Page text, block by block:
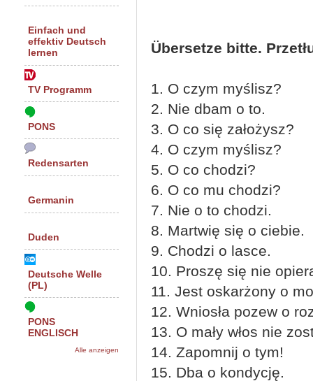
Übersetze bitte.
1. O czym myślisz?
2. Nie dbam o to.
3. O co się założysz?
4. O czym myślisz?
5. O co chodzi?
6. O co mu chodzi?
7. Nie o to chodzi.
8. Martwię się o ciebie.
9. Chodzi o lasce.
10. Proszę się nie
11. Jest oskarżony o
12. Wniosła pozew o
13. O mały włos nie
14. Zapomnij o tym!
15. Dba o kondycję.
Einfach und
effektiv Deutsch
lernen
TV Programm
PONS
Redensarten
Germanin
Duden
Deutsche Welle
(PL)
PONS
ENGLISCH
Alle anzeigen